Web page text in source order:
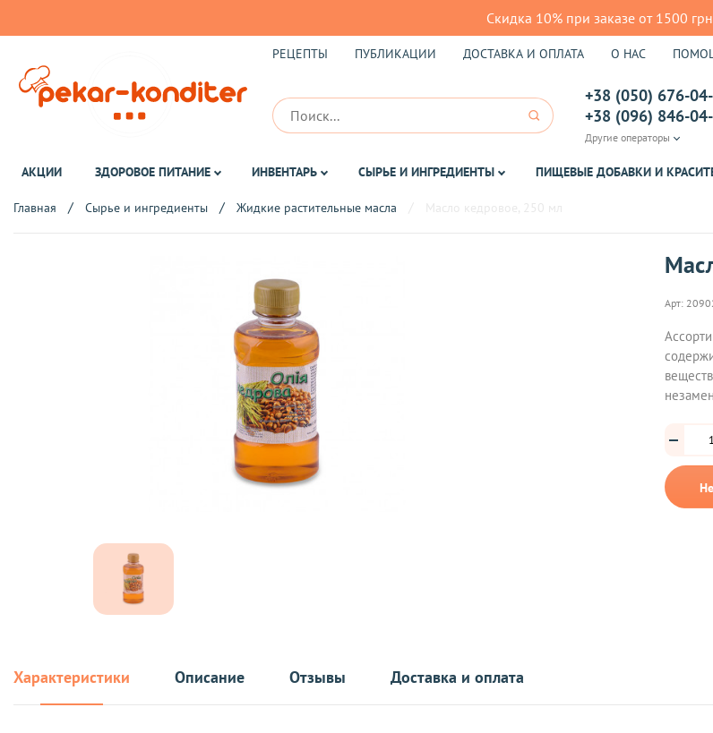
Скидка 10% при заказе от 1500
РЕЦЕПТЫ ПУБЛИКАЦИИ ДОСТАВКА И ОПЛАТА О НАС
+38 (050) 676-
+38 (096) 846-
Другие операторы
АКЦИИ ЗДОРОВОЕ ПИТАНИЕ ИНВЕНТАРЬ СЫРЬЕ И ИНГРЕДИЕНТЫ ПИЩЕВЫЕ ДОБАВКИ И
Главная Сырье и ингредиенты Жидкие растительные масла
Арт:
Характеристики Описание Отзывы Доставка и оплата